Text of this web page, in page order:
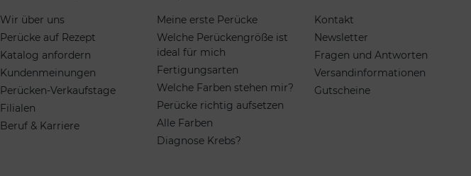
Wir über uns
Perücke auf Rezept
Katalog anfordern
Kundenmeinungen
Perücken-Verkaufstage
Filialen
Beruf & Karriere
Meine erste Perücke
Welche Perückengröße ist
ideal für mich
Fertigungsarten
Welche Farben stehen mir?
Perücke richtig aufsetzen
Alle Farben
Diagnose Krebs?
Kontakt
Newsletter
Fragen und Antworten
Versandinformationen
Gutscheine